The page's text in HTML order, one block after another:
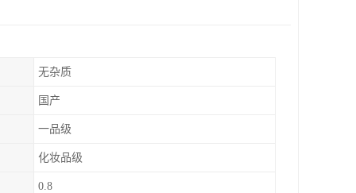
无杂质
国产
一品级
化妆品级
0.8